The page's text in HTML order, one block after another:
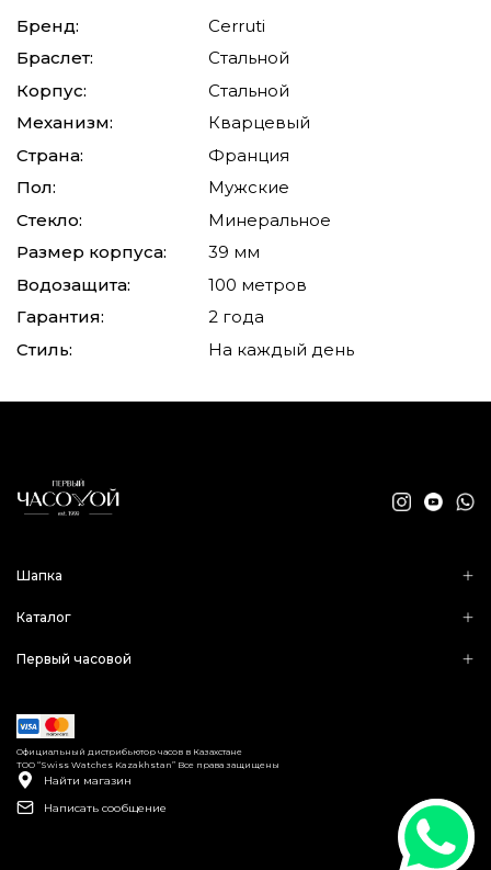
Бренд:
Cerruti
Браслет:
Стальной
Корпус:
Стальной
Механизм:
Кварцевый
Страна:
Франция
Пол:
Мужские
Стекло:
Минеральное
Размер корпуса:
39 мм
Водозащита:
100 метров
Гарантия:
2 года
Стиль:
На каждый день
Шапка
Каталог
Первый часовой
Найти магазин
Написать сообщение
ТОО “Swiss Watches Kazakhstan” Все права защищены
Официальный дистрибьютор часов в Казахстане